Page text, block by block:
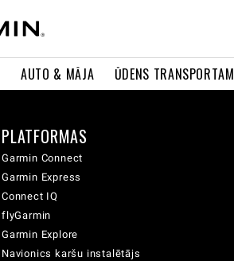
AUTO & MĀJA ŪDENS TRANSPORTAM
PLATFORMAS
Garmin Connect
Garmin Express
Connect IQ
flyGarmin
Garmin Explore
Navionics karšu instalētājs